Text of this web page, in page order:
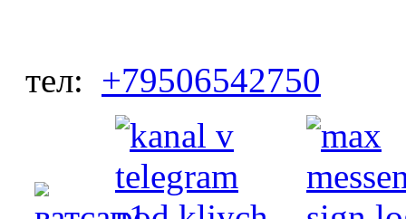
тел: +79506542750